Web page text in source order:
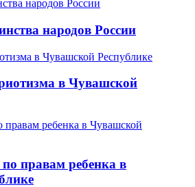
народов России
в Чувашской
правам ребенка в